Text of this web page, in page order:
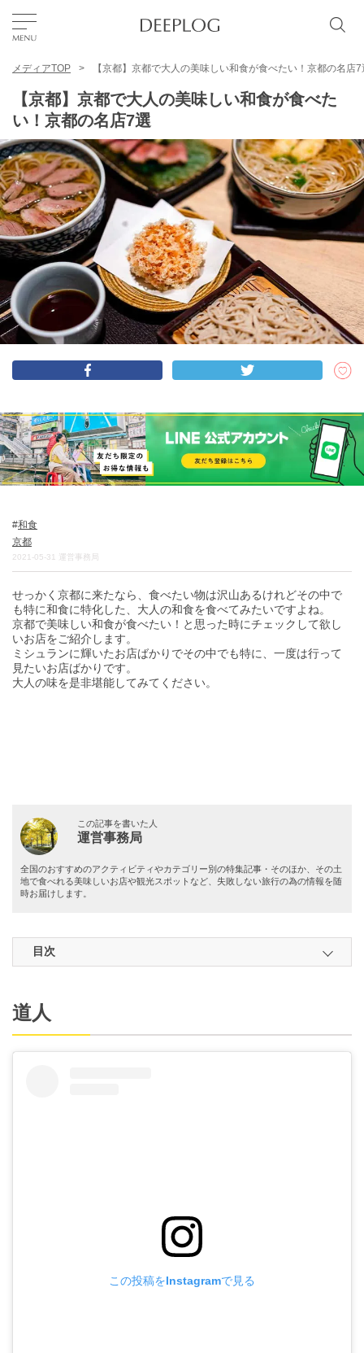
TOP
エリア
カテゴリー
日本語
USD
DEEPLOGとは
プライバシーポリシー
お問い合わせ
トラベルライター募集
メディアTOP 【京都】京都で大人の美味しい和食が食べたい！京都の名店7
【京都】京都で大人の美味しい和食が食べた
い！京都の名店7選
和食
京都
2021-05-31 運営事務局
せっかく京都に来たなら、食べたい物は沢山あるけれどその中で
も特に和食に特化した、大人の和食を食べてみたいですよね。
京都で美味しい和食が食べたい！と思った時にチェックして欲し
いお店をご紹介します。
ミシュランに輝いたお店ばかりでその中でも特に、一度は行って
見たいお店ばかりです。
大人の味を是非堪能してみてください。
この記事を書いた人
運営事務局
全国のおすすめのアクティビティやカテゴリー別の特集記事・そのほか、その土
地で食べれる美味しいお店や観光スポットなど、失敗しない旅行の為の情報を随
時お届けします。
目次
道人
この投稿をInstagramで見る